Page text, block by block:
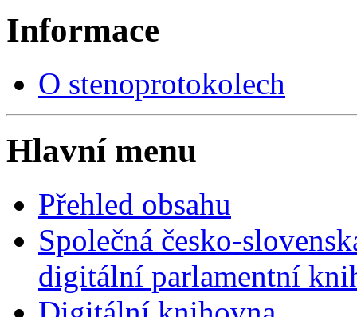
Informace
O stenoprotokolech
Hlavní menu
Přehled obsahu
Společná česko-
digitální parlamentní